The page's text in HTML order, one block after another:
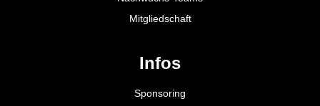
Mitgliedschaft
Infos
Sponsoring